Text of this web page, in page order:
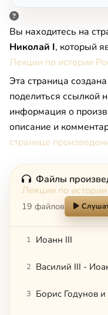
Вы находитесь на
Николай I, который
Лекции по истории
Эта страница
поделиться ссылкой
информация о
описание и
странице
Файлы
Лекции по
19 файлов
1 Иоанн III
2 Василий III -
3 Борис Годунов и